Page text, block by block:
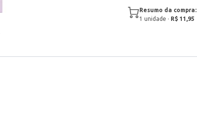
Resumo da compra:
1 unidade · R$ 11,95